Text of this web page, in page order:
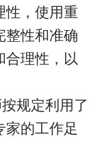
性，使用重
整性和准确
合理性，以
规定利用了
家的工作足